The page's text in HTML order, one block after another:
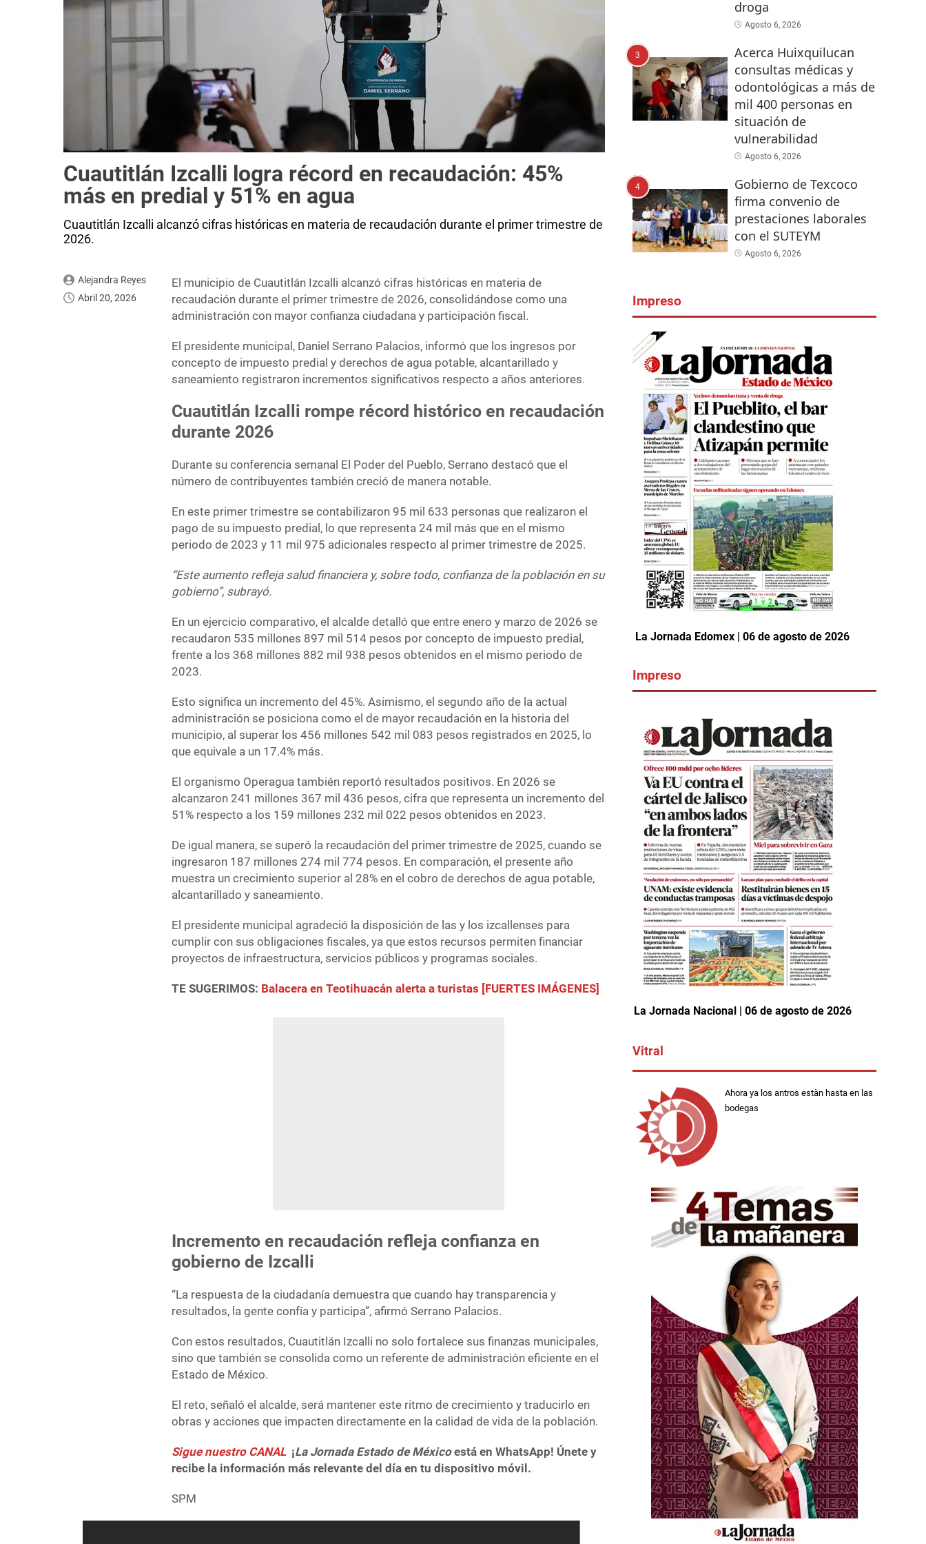
Cuautitlán Izcalli logra récord en recaudación: 45%
más en predial y 51% en agua
Cuautitlán Izcalli alcanzó cifras históricas en materia de recaudación durante el primer trimestre de
2026.
Alejandra Reyes
Abril 20, 2026
El municipio de Cuautitlán Izcalli alcanzó cifras históricas en materia de
recaudación durante el primer trimestre de 2026, consolidándose como una
administración con mayor confianza ciudadana y participación fiscal.
El presidente municipal, Daniel Serrano Palacios, informó que los ingresos por
concepto de impuesto predial y derechos de agua potable, alcantarillado y
saneamiento registraron incrementos significativos respecto a años anteriores.
Cuautitlán Izcalli rompe récord histórico en recaudación
durante 2026
Durante su conferencia semanal El Poder del Pueblo, Serrano destacó que el
número de contribuyentes también creció de manera notable.
En este primer trimestre se contabilizaron 95 mil 633 personas que realizaron el
pago de su impuesto predial, lo que representa 24 mil más que en el mismo
periodo de 2023 y 11 mil 975 adicionales respecto al primer trimestre de 2025.
“Este aumento refleja salud financiera y, sobre todo, confianza de la población en su
gobierno”, subrayó.
En un ejercicio comparativo, el alcalde detalló que entre enero y marzo de 2026 se
recaudaron 535 millones 897 mil 514 pesos por concepto de impuesto predial,
frente a los 368 millones 882 mil 938 pesos obtenidos en el mismo periodo de
2023.
Esto significa un incremento del 45%. Asimismo, el segundo año de la actual
administración se posiciona como el de mayor recaudación en la historia del
municipio, al superar los 456 millones 542 mil 083 pesos registrados en 2025, lo
que equivale a un 17.4% más.
El organismo Operagua también reportó resultados positivos. En 2026 se
alcanzaron 241 millones 367 mil 436 pesos, cifra que representa un incremento del
51% respecto a los 159 millones 232 mil 022 pesos obtenidos en 2023.
De igual manera, se superó la recaudación del primer trimestre de 2025, cuando se
ingresaron 187 millones 274 mil 774 pesos. En comparación, el presente año
muestra un crecimiento superior al 28% en el cobro de derechos de agua potable,
alcantarillado y saneamiento.
El presidente municipal agradeció la disposición de las y los izcallenses para
cumplir con sus obligaciones fiscales, ya que estos recursos permiten financiar
proyectos de infraestructura, servicios públicos y programas sociales.
TE SUGERIMOS: Balacera en Teotihuacán alerta a turistas [FUERTES IMÁGENES]
Incremento en recaudación refleja confianza en
gobierno de Izcalli
“La respuesta de la ciudadanía demuestra que cuando hay transparencia y
resultados, la gente confía y participa”, afirmó Serrano Palacios.
Con estos resultados, Cuautitlán Izcalli no solo fortalece sus finanzas municipales,
sino que también se consolida como un referente de administración eficiente en el
Estado de México.
El reto, señaló el alcalde, será mantener este ritmo de crecimiento y traducirlo en
obras y acciones que impacten directamente en la calidad de vida de la población.
Sigue nuestro CANAL ¡La Jornada Estado de Méxicoestá en WhatsApp! Únete y
recibe la información más relevante del día en tu dispositivo móvil.
SPM
droga
Agosto 6, 2026
3
Acerca Huixquilucan
consultas médicas y
odontológicas a más de
mil 400 personas en
situación de
vulnerabilidad
Agosto 6, 2026
4
Gobierno de Texcoco
firma convenio de
prestaciones laborales
con el SUTEYM
Agosto 6, 2026
Impreso
La Jornada Edomex | 06 de agosto de 2026
Impreso
La Jornada Nacional | 06 de agosto de 2026
Vitral
Ahora ya los antros estàn hasta en las
bodegas